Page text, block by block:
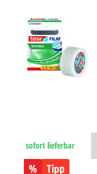
sofort lieferbar
%
Tipp